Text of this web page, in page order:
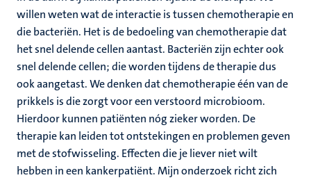
willen weten wat de interactie is tussen chemotherapie en
die bacteriën. Het is de bedoeling van chemotherapie dat
het snel delende cellen aantast. Bacteriën zijn echter ook
snel delende cellen; die worden tijdens de therapie dus
ook aangetast. We denken dat chemotherapie één van de
prikkels is die zorgt voor een verstoord microbioom.
Hierdoor kunnen patiënten nóg zieker worden. De
therapie kan leiden tot ontstekingen en problemen geven
met de stofwisseling. Effecten die je liever niet wilt
hebben in een kankerpatiënt. Mijn onderzoek richt zich